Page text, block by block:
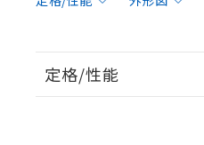
定格/性能